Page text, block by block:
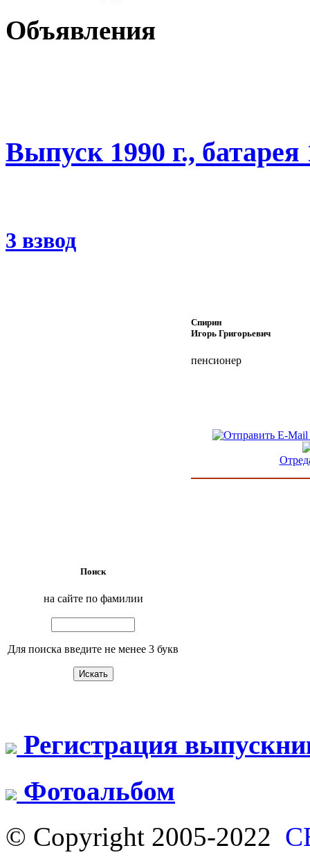
Объявления
Выпуск 1990 г., батарея
3 взвод
Спирин
Игорь Григорьевич
пенсионер
Поиск
на сайте по фамилии
Для поиска введите не менее 3 букв
Регистрация
Фотоальбом
© Copyright 2005-2022